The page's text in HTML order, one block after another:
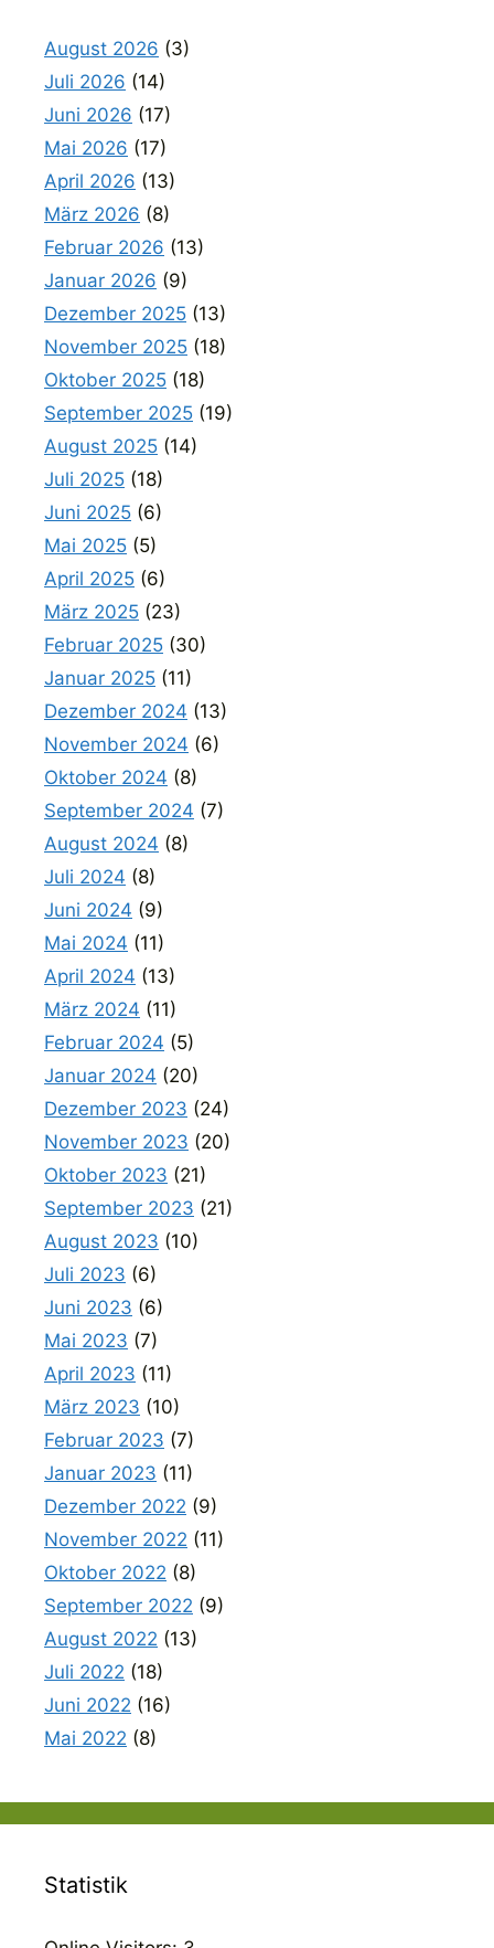
August 2026 (3)
Juli 2026 (14)
Juni 2026 (17)
Mai 2026 (17)
April 2026 (13)
März 2026 (8)
Februar 2026 (13)
Januar 2026 (9)
Dezember 2025 (13)
November 2025 (18)
Oktober 2025 (18)
September 2025 (19)
August 2025 (14)
Juli 2025 (18)
Juni 2025 (6)
Mai 2025 (5)
April 2025 (6)
März 2025 (23)
Februar 2025 (30)
Januar 2025 (11)
Dezember 2024 (13)
November 2024 (6)
Oktober 2024 (8)
September 2024 (7)
August 2024 (8)
Juli 2024 (8)
Juni 2024 (9)
Mai 2024 (11)
April 2024 (13)
März 2024 (11)
Februar 2024 (5)
Januar 2024 (20)
Dezember 2023 (24)
November 2023 (20)
Oktober 2023 (21)
September 2023 (21)
August 2023 (10)
Juli 2023 (6)
Juni 2023 (6)
Mai 2023 (7)
April 2023 (11)
März 2023 (10)
Februar 2023 (7)
Januar 2023 (11)
Dezember 2022 (9)
November 2022 (11)
Oktober 2022 (8)
September 2022 (9)
August 2022 (13)
Juli 2022 (18)
Juni 2022 (16)
Mai 2022 (8)
Statistik